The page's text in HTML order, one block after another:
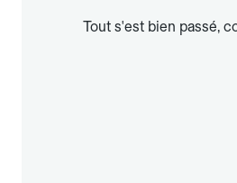
Tout s'est bien passé,